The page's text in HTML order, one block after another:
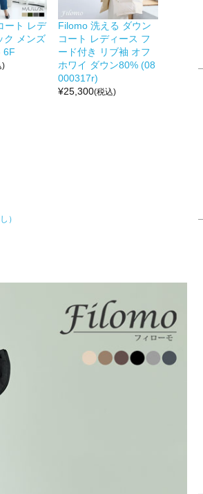
ート レデ
ク メンズ
6F
)
Filomo 洗える ダウン
コート レディース フ
ード付き リブ袖 オフ
ホワイ ダウン80% (08
000317r)
¥25,300(税込)
）